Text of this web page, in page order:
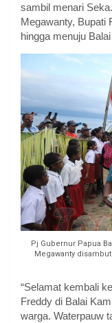
sambil menari
Megawanty, Bupati
hingga menuju
Pj Gubernur Papua
Megawanty
“Selamat kembali
Freddy di Balai
warga. Waterpauw